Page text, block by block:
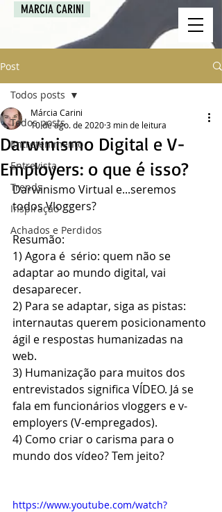
MARCIA CARINI
Post
Todos posts
Entretenimento
Entrevista
Trends
Inspiração
Achados e Perdidos
Todos posts
Darwinismo Digital e V-
Employers: o que é isso?
Márcia Carini
10 de ago. de 20203 min de leitura
Darwinismo Virtual e...seremos
todos Vloggers?
Resumão:
1) Agora é  sério: quem não se
adaptar ao mundo digital, vai
desaparecer.
2) Para se adaptar, siga as pistas:
internautas querem posicionamento
ágil e respostas humanizadas na
web.
3) Humanização para muitos dos
entrevistados significa VÍDEO. Já se
fala em funcionários vloggers e v-
employers (V-empregados).
4) Como criar o carisma para o
mundo dos vídeo? Tem jeito?
https://www.youtube.com/watch?